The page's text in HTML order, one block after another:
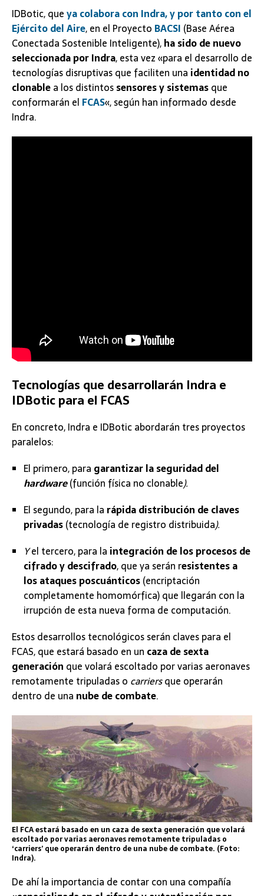
IDBotic, queya colabora con Indra, y por tanto con el
Ejército del Aire, en el Proyecto BACSI (Base Aérea
Conectada Sostenible Inteligente),ha sido de nuevo
seleccionada por Indra, esta vez «para el desarrollo de
tecnologías disruptivas que faciliten una identidad no
clonablea los distintossensores y sistemasque
conformarán el FCAS«, según han informado desde
Indra.
Tecnologías que desarrollarán Indra e
IDBotic para el FCAS
En concreto, Indra e IDBotic abordarán tres proyectos
paralelos:
El primero, para garantizar la seguridad del
hardware(función física no clonable).
El segundo, para la rápida distribución de claves
privadas(tecnología de registro distribuida).
Yel tercero, para la integración de los procesos de
cifrado y descifrado, que ya serán resistentes a
los ataques poscuánticos(encriptación
completamente homomórfica) que llegarán con la
irrupción de esta nueva forma de computación.
Estos desarrollos tecnológicos serán claves para el
FCAS, que estará basado en un caza de sexta
generación que volará escoltado por varias aeronaves
remotamente tripuladas o carriersque operarán
dentro de una nube de combate.
El FCA estará basado en un caza de sexta generación que volará
escoltado por varias aeronaves remotamente tripuladas o
‘carriers’ que operarán dentro de una nube de combate. (Foto:
Indra).
De ahí la importancia de contar con una compañía